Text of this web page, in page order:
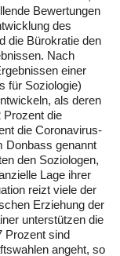
Bewertungen
des
die Bürokratie den
Nach
einer
für Soziologie)
als deren
Prozent die
die Coronavirus-
Donbass genannt
den Soziologen,
Lage ihrer
reizt viele der
Erziehung der
unterstützen die
Prozent sind
angeht, so